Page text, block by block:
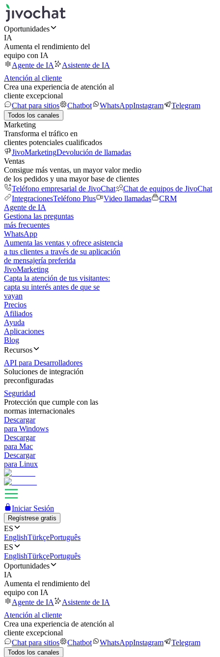
Oportunidades
IA
Aumenta el rendimiento del
equipo con IA
Agente de IA
Asistente de IA
Atención al cliente
Crea una experiencia de atención al
cliente excepcional
Chat para sitios
Chatbot WhatsAppInstagram Telegram
Todos los canales
Marketing
Transforma el tráfico en
clientes potenciales cualificados
JivoMarketingDevolución de llamadas
Ventas
Consigue más ventas, un mayor valor medio
de los pedidos y una mayor base de clientes
Teléfono empresarial de JivoChat
Chat de equipos de JivoChat
IntegracionesTeléfono Plus Video llamadas
CRM
Agente de IA
Gestiona las preguntas
más frecuentes
WhatsApp
Aumenta las ventas y ofrece asistencia
a tus clientes a través de su aplicación
de mensajería preferida
JivoMarketing
Capta la atención de tus visitantes:
capta su interés antes de que se
vayan
Precios
Afiliados
Ayuda
Aplicaciones
Blog
Recursos
API para Desarrolladores
Soluciones de integración
preconfiguradas
Seguridad
Protección que cumple con las
normas internacionales
Descargar
para Windows
Descargar
para Mac
Descargar
para Linux
Iniciar Sesión
Regístrese gratis
ES
EnglishTürkçePortuguês
ES
EnglishTürkçePortuguês
Oportunidades
IA
Aumenta el rendimiento del
equipo con IA
Agente de IA
Asistente de IA
Atención al cliente
Crea una experiencia de atención al
cliente excepcional
Chat para sitios
Chatbot WhatsAppInstagram Telegram
Todos los canales